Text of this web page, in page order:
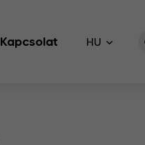
Kapcsolat HU